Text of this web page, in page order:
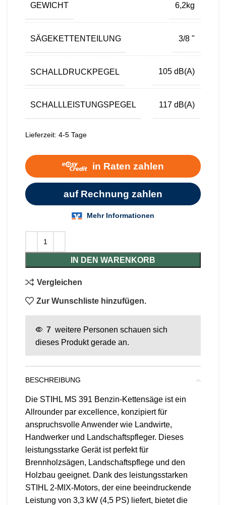
GEWICHT 6,2kg
SÄGEKETTENTEILUNG 3/8 "
SCHALLDRUCKPEGEL 105 dB(A)
SCHALLLEISTUNGSPEGEL 117 dB(A)
Lieferzeit: 4-5 Tage
IN DEN WARENKORB
Vergleichen
Zur Wunschliste hinzufügen.
7 weitere Personen schauen sich
dieses Produkt gerade an.
BESCHREIBUNG
Die STIHL MS 391 Benzin-Kettensäge ist ein
Allrounder par excellence, konzipiert für
anspruchsvolle Anwender wie Landwirte,
Handwerker und Landschaftspfleger. Dieses
leistungsstarke Gerät ist perfekt für
Brennholzsägen, Landschaftspflege und den
Holzbau geeignet. Dank des leistungsstarken
STIHL 2-MIX-Motors, der eine beeindruckende
Leistung von 3,3 kW (4,5 PS) liefert, bietet die